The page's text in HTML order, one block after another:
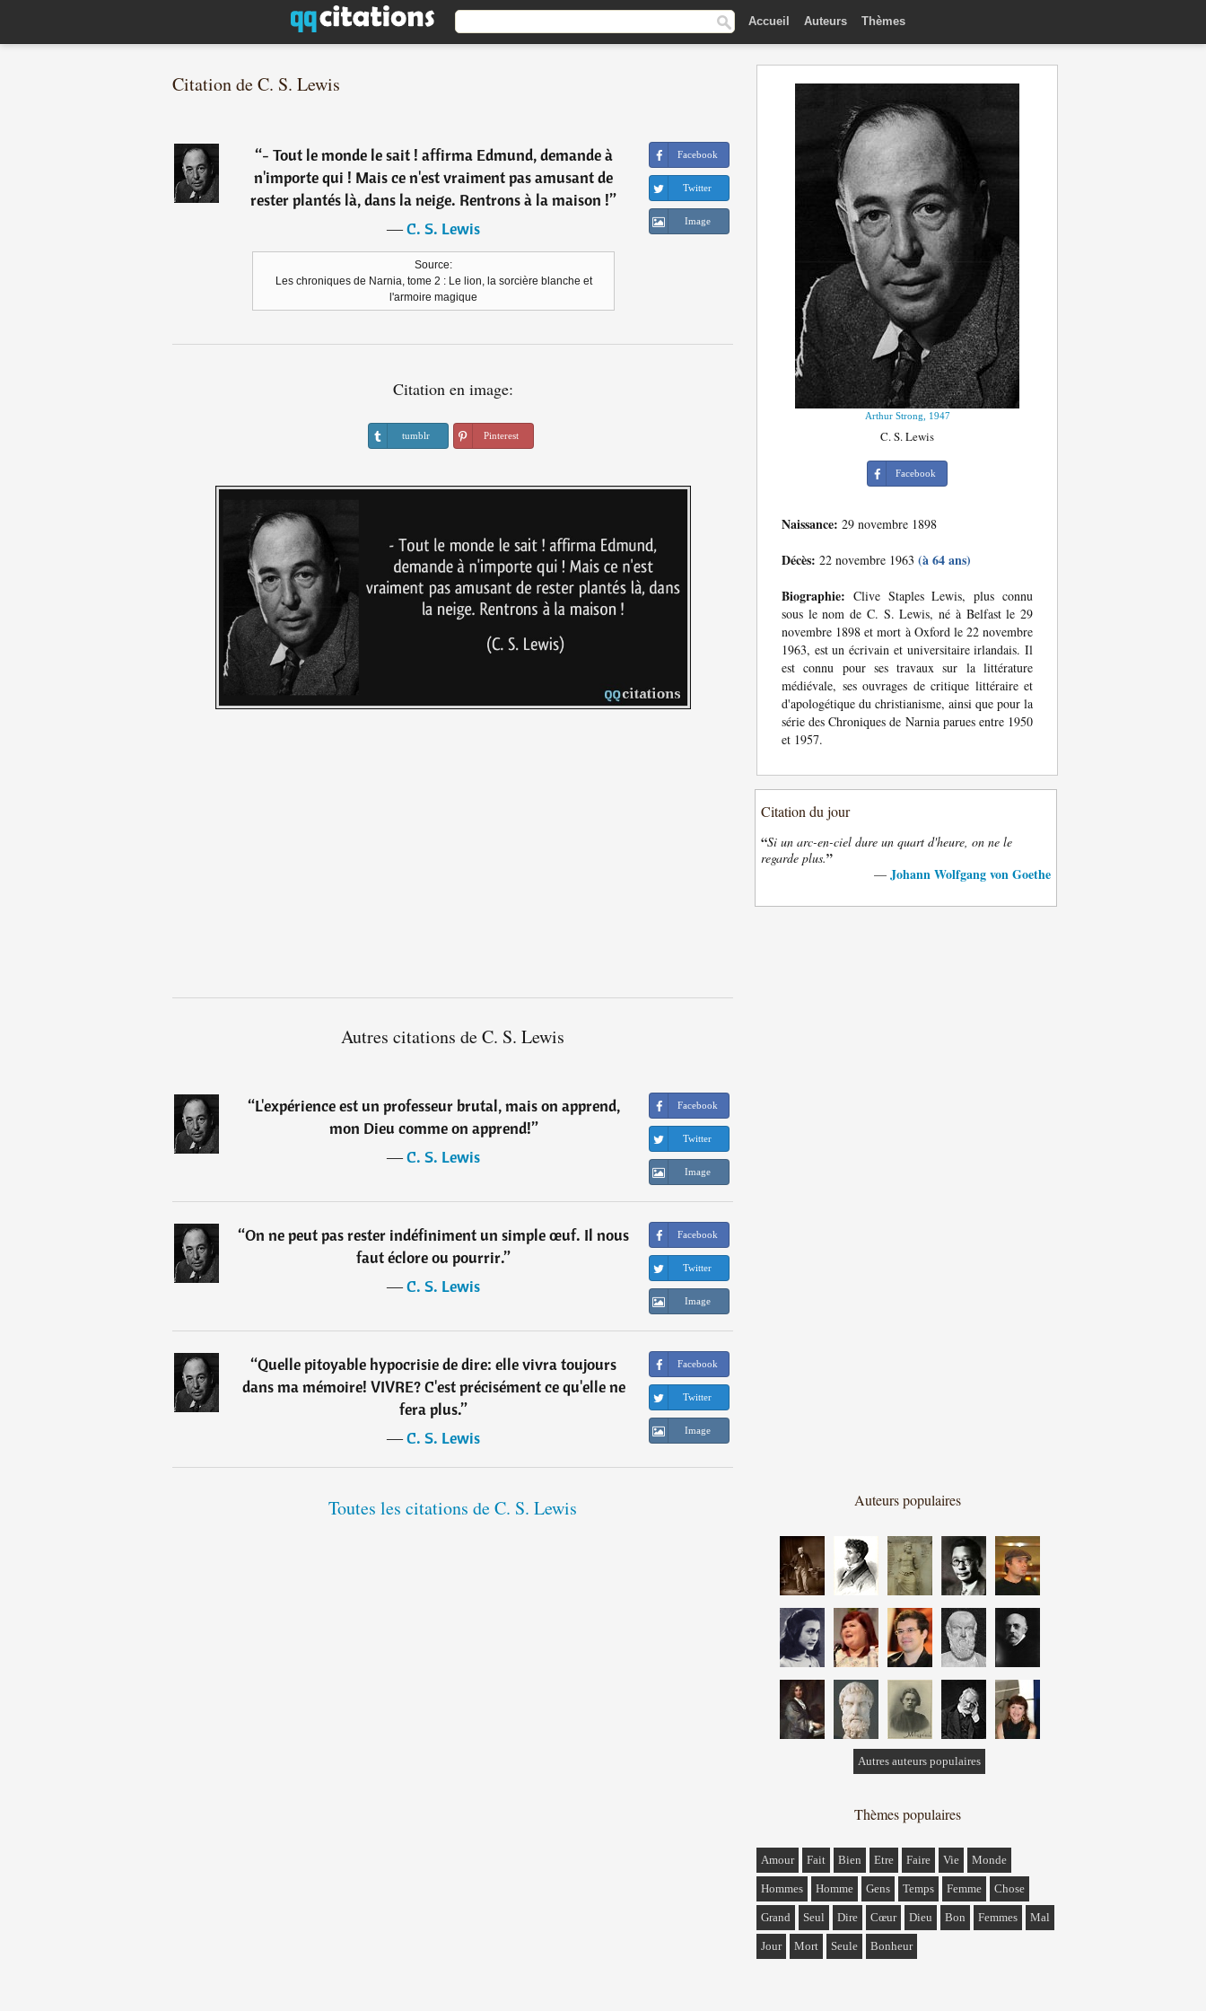
Accueil Auteurs Thèmes
Citation de C. S. Lewis
“- Tout le monde le sait ! affirma Edmund, demande à
n'importe qui ! Mais ce n'est vraiment pas amusant de
rester plantés là, dans la neige. Rentrons à la maison !”
―C. S. Lewis
Source:
Les chroniques de Narnia, tome 2 : Le lion, la sorcière blanche et
l'armoire magique
Facebook
Twitter
Image
Citation en image:
tumblr Pinterest
Autres citations de C. S. Lewis
“L'expérience est un professeur brutal, mais on apprend,
mon Dieu comme on apprend!”
―C. S. Lewis
Facebook
Twitter
Image
“On ne peut pas rester indéfiniment un simple œuf. Il nous
faut éclore ou pourrir.”
―C. S. Lewis
Facebook
Twitter
Image
“Quelle pitoyable hypocrisie de dire: elle vivra toujours
dans ma mémoire! VIVRE? C'est précisément ce qu'elle ne
fera plus.”
―C. S. Lewis
Facebook
Twitter
Image
Toutes les citations de C. S. Lewis
Arthur Strong, 1947
C. S. Lewis
Facebook
Naissance: 29 novembre 1898
Décès: 22 novembre 1963 (à 64 ans)
Biographie: Clive Staples Lewis, plus connu
sous le nom de C. S. Lewis, né à Belfast le 29
novembre 1898 et mort à Oxford le 22 novembre
1963, est un écrivain et universitaire irlandais. Il
est connu pour ses travaux sur la littérature
médiévale, ses ouvrages de critique littéraire et
d'apologétique du christianisme, ainsi que pour la
série des Chroniques de Narnia parues entre 1950
et 1957.
Citation du jour
“Si un arc-en-ciel dure un quart d'heure, on ne le
regarde plus.”
— Johann Wolfgang von Goethe
Auteurs populaires
Autres auteurs populaires
Thèmes populaires
Amour Fait Bien Etre Faire Vie Monde
Hommes Homme Gens Temps Femme Chose
Grand Seul Dire Cœur Dieu Bon Femmes Mal
Jour Mort Seule Bonheur